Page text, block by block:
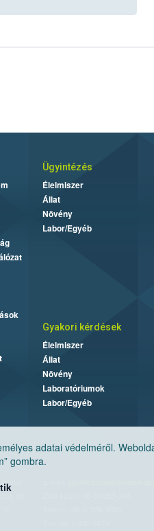
adatai védelméről.
gombra.
Ügyintézés
Élelmiszer
Állat
Növény
Labor/Egyéb
Gyakori kérdések
Élelmiszer
Állat
Növény
Laboratóriumok
Labor/Egyéb